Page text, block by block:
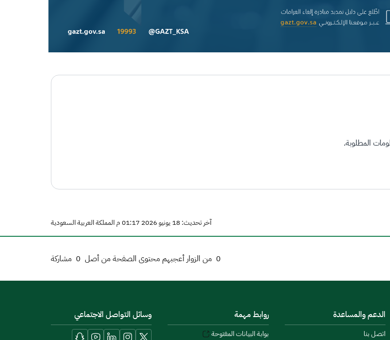
المطلوبة.
آخر تحديث: 18 يونيو 2026 01:17 م المملكة العربية السعودية
0 من الزوار أعجبهم محتوى الصفحة من أصل 0 مشاركة
الدعم والمساعدة
اتصل بنا
روابط مهمة
بوابة البيانات المفتوحة
وسائل التواصل الاجتماعي